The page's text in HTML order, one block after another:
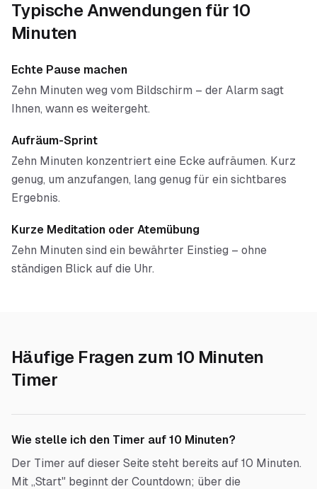
Typische Anwendungen für 10
Minuten
Echte Pause machen
Zehn Minuten weg vom Bildschirm – der Alarm sagt
Ihnen, wann es weitergeht.
Aufräum-Sprint
Zehn Minuten konzentriert eine Ecke aufräumen. Kurz
genug, um anzufangen, lang genug für ein sichtbares
Ergebnis.
Kurze Meditation oder Atemübung
Zehn Minuten sind ein bewährter Einstieg – ohne
ständigen Blick auf die Uhr.
Häufige Fragen zum 10 Minuten
Timer
Wie stelle ich den Timer auf 10 Minuten?
Der Timer auf dieser Seite steht bereits auf 10 Minuten.
Mit „Start" beginnt der Countdown; über die